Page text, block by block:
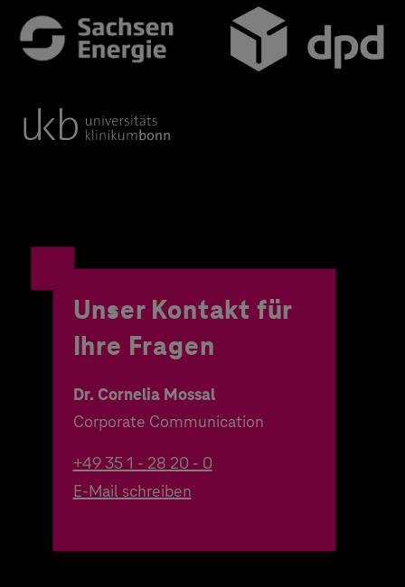
Unser Kontakt für
Ihre Fragen
Dr. Cornelia Mossal
Corporate Communication
+49 35 1 - 28 20 - 0
E-Mail schreiben